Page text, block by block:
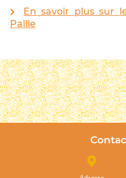
En savoir plus sur
Paille